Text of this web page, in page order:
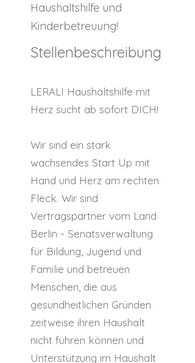
Haushaltshilfe und
Kinderbetreuung!
Stellenbeschreibung
LERALI Haushaltshilfe mit
Herz sucht ab sofort DICH!
Wir sind ein stark
wachsendes Start Up mit
Hand und Herz am rechten
Fleck. Wir sind
Vertragspartner vom Land
Berlin - Senatsverwaltung
für Bildung, Jugend und
Familie und betreuen
Menschen, die aus
gesundheitlichen Gründen
zeitweise ihren Haushalt
nicht führen können und
Unterstützung im Haushalt